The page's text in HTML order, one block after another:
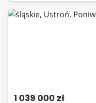
1 039 000 zł